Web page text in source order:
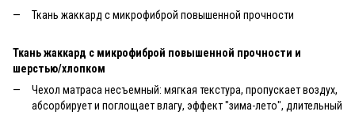
Ткань жаккард с микрофиброй повышенной прочности
Ткань жаккард с микрофиброй повышенной прочности и
шерстью/хлопком
Чехол матраса несъемный: мягкая текстура, пропускает воздух,
абсорбирует и поглощает влагу, эффект "зима-лето", длительный